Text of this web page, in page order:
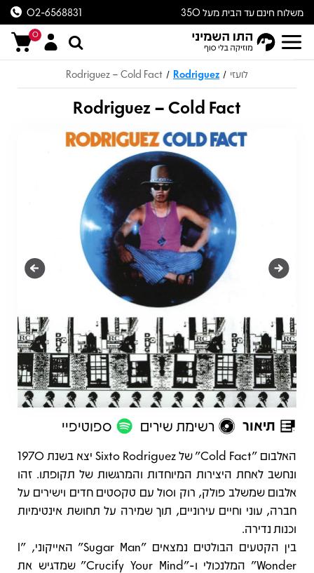
משלוח חינם עד הבית מעל 350
ש״ח
02-6568831
0
לועזי /
Rodriguez
/
Rodriguez – Cold Fact
Rodriguez – Cold Fact
תיאור רשימת שירים ספוטיפיי
תיאור
האלבום "Cold Fact" של Sixto Rodriguez יצא בשנת 1970
ונחשב לאחת היצירות המיוחדות והמרגשות של תקופתו. זהו
אלבום שמשלב פולק, רוק וסול עם טקסטים חדים וישירים על
חברה, עוני וחיים עירוניים, תוך שמירה על תחושת אינטימיות
וכנות נדירה.
בין הקטעים הבולטים נמצאים "Sugar Man" האייקוני, "I
Wonder" המלנכולי ו-"Crucify Your Mind" שמדגיש את